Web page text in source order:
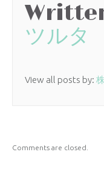
ツルタ
View all posts by:
Comments are closed.